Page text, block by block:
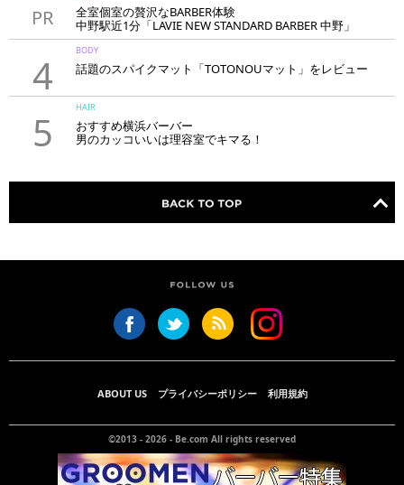
PR
全室個室の贅沢なBARBER体験
中野駅近1分「LAVIE NEW STANDARD BARBER 中野」
4
BODY
話題のスパイクマット「TOTONOUマット」をレビュー
5
HAIR
おすすめ横浜バーバー
男のカッコいいは理容室でキマる！
ABOUT US プライバシーポリシー 利用規約
©2013 - 2026 - Be.com All rights reserved